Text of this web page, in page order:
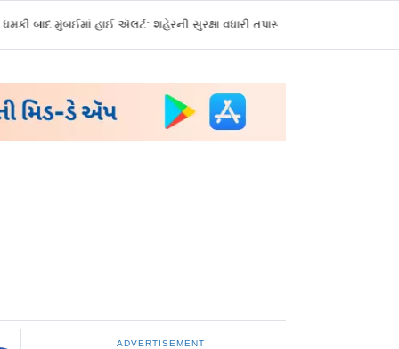
ઍલર્ટ: શહેરની સુરક્ષા વધારી તપાસ શરૂ, જુઓ તસવીરો
ADVERTISEMENT